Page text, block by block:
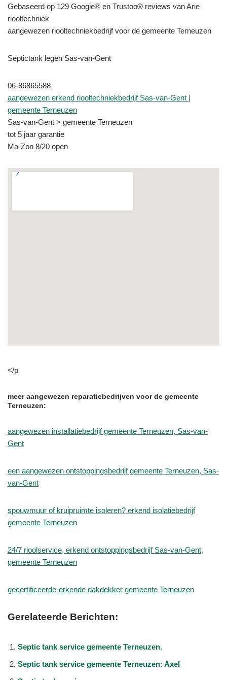
Gebaseerd op 129 Google® en Trustoo® reviews van Arie
riooltechniek
aangewezen riooltechniekbedrijf voor de gemeente Terneuzen
Septictank legen Sas-van-Gent
06-86865588
aangewezen erkend riooltechniekbedrijf Sas-van-Gent |
gemeente Terneuzen
Sas-van-Gent > gemeente Terneuzen
tot 5 jaar garantie
Ma-Zon 8/20 open
</p
meer aangewezen reparatiebedrijven voor de gemeente
Terneuzen:
aangewezen installatiebedrijf gemeente Terneuzen, Sas-van-
Gent
een aangewezen ontstoppingsbedrijf gemeente Terneuzen, Sas-
van-Gent
spouwmuur of kruipruimte isoleren? erkend isolatiebedrijf
gemeente Terneuzen
24/7 rioolservice, erkend ontstoppingsbedrijf Sas-van-Gent,
gemeente Terneuzen
gecertificeerde-erkende dakdekker gemeente Terneuzen
Gerelateerde Berichten:
Septic tank service gemeente Terneuzen.
Septic tank service gemeente Terneuzen: Axel